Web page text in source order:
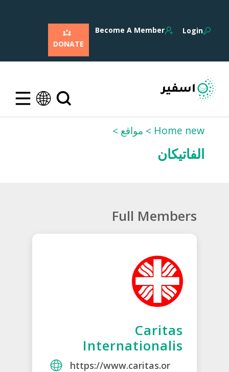
Login
Become A Member
DONATE
Home new مواقع
الفاتيكان
Full Members
Caritas
Internationalis
https://www.caritas.or